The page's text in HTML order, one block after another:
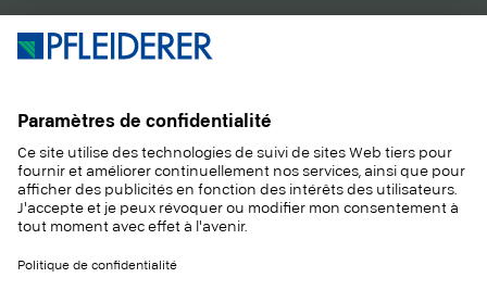
PRODUITS
SOLUTIONS
DURABILITÉ
MAGAZINE
INFORMATIONS
CONTACT